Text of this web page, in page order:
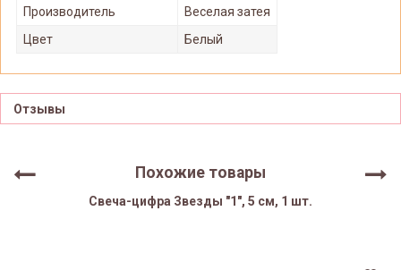
Производитель
Веселая затея
Цвет
Белый
Отзывы
Похожие товары
Свеча-цифра Звезды "1", 5 см, 1 шт.